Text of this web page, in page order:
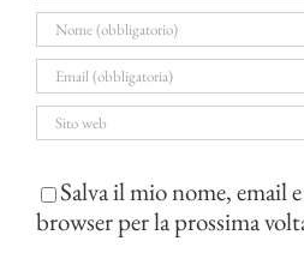
Salva il mio nome, email
browser per la prossima